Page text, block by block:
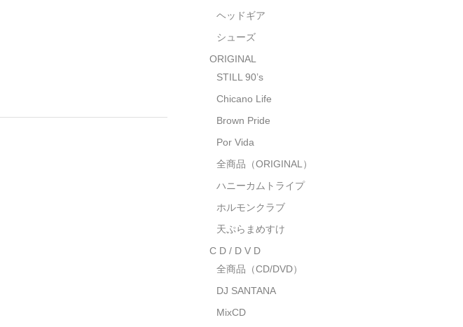
ヘッドギア
シューズ
ORIGINAL
STILL 90’s
Chicano Life
Brown Pride
Por Vida
全商品（ORIGINAL）
ハニーカムトライプ
ホルモンクラブ
天ぷらまめすけ
C D / D V D
全商品（CD/DVD）
DJ SANTANA
MixCD